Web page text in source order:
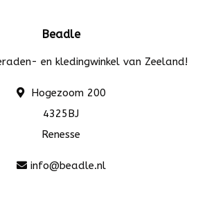
Beadle
en kledingwinkel van Zeeland!
Hogezoom 200
4325BJ
Renesse
info@beadle.nl